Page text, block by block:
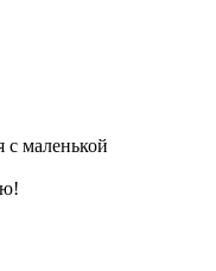
с маленькой